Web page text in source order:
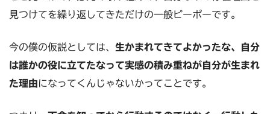
見つけてを繰り返してきただけの一般ピーポーです。
今の僕の仮説としては、 生かまれてきてよかったな、自分
は誰かの役に立てたなって実感の積み重ねが自分が生まれ
た理由になってくんじゃないかってことです。